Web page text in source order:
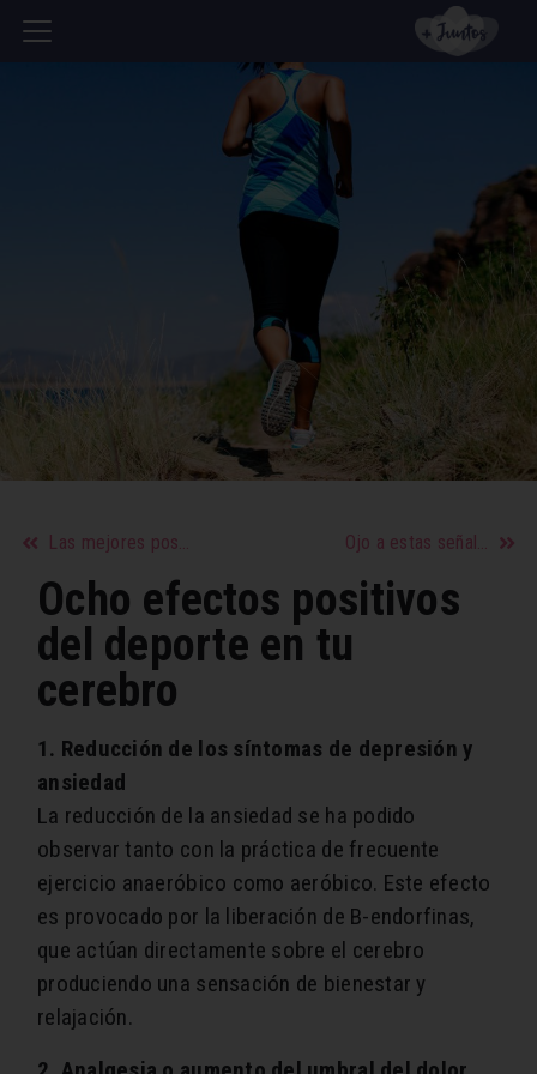
Las mejores posturas sexuales para “un rapidito” Ojo a estas señales en las relaciones
Ocho efectos positivos
del deporte en tu
cerebro
1. Reducción de los síntomas de depresión y
ansiedad
La reducción de la ansiedad se ha podido
observar tanto con la práctica de frecuente
ejercicio anaeróbico como aeróbico. Este efecto
es provocado por la liberación de B-endorfinas,
que actúan directamente sobre el cerebro
produciendo una sensación de bienestar y
relajación.